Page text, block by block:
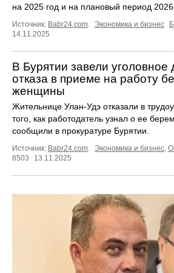
на 2025 год и на плановый период 2026
Источник: Babr24.com Экономика и бизнес
14.11.2025
В Бурятии завели уголовное
отказа в приеме на работу
женщины
Жительнице Улан-Удэ отказали в
того, как работодатель узнал о ее
сообщили в прокуратуре Бурятии.
Источник: Babr24.com Экономика и бизнес
8503
13.11.2025